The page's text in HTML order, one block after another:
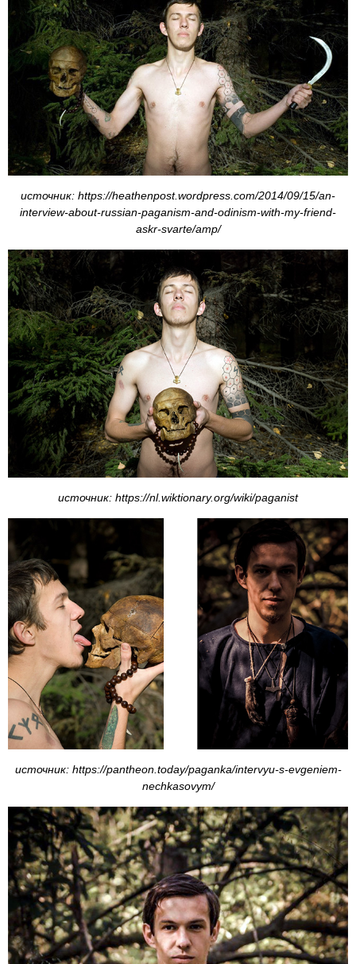
источник: https://heathenpost.wordpress.com/2014/09/15/an-
interview-about-russian-paganism-and-odinism-with-my-friend-
askr-svarte/amp/
источник: https://nl.wiktionary.org/wiki/paganist
источник: https://pantheon.today/paganka/intervyu-s-evgeniem-
nechkasovym/